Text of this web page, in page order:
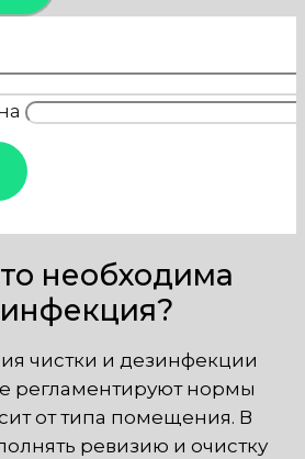
необходима
чистки и дезинфекции
регламентируют нормы
от типа помещения. В
ревизию и очистку